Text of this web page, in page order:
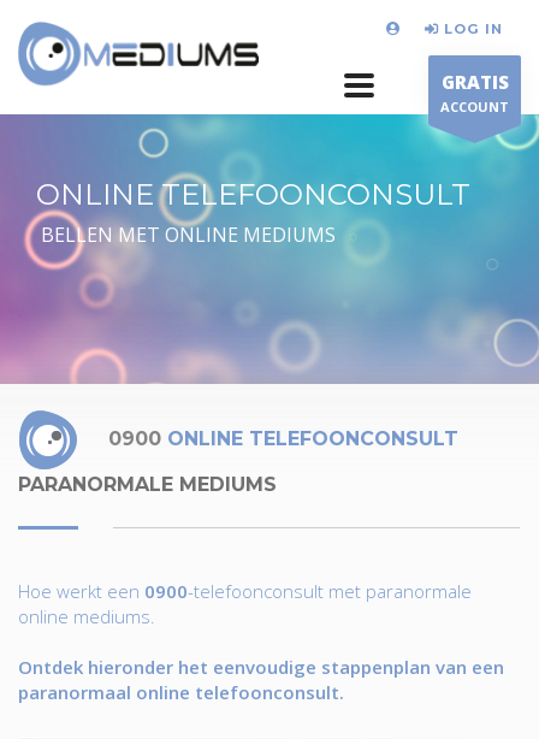
LOG IN
GRATIS
ACCOUNT
ONLINE TELEFOONCONSULT
BELLEN MET ONLINE MEDIUMS
0900 ONLINE TELEFOONCONSULT
PARANORMALE MEDIUMS
Hoe werkt een 0900-telefoonconsult met paranormale
online mediums.
Ontdek hieronder het eenvoudige stappenplan van een
paranormaal online telefoonconsult.